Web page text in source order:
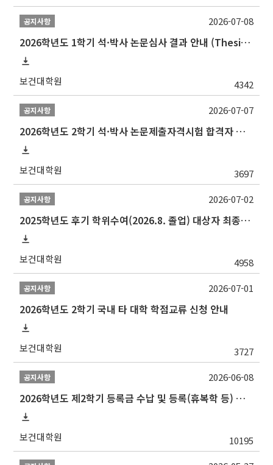
공지사항
2026학년도 1학기 석·박사 논문심사 결과 안내 (Thesis Defense Result)
보건대학원 4342
2026-07-08
공지사항
2026학년도 2학기 석·박사 논문제출자격시험 합격자 공고(TSQ Exam Result)
보건대학원 3697
2026-07-07
공지사항
2025학년도 후기 학위수여(2026.8. 졸업) 대상자 최종인준 논문 제출 안내
보건대학원 4958
2026-07-02
공지사항
2026학년도 2학기 국내 타 대학 학점교류 신청 안내
보건대학원 3727
2026-07-01
공지사항
2026학년도 제2학기 등록금 수납 및 등록(휴복학 등) 일정 안내
보건대학원 10195
2026-06-08